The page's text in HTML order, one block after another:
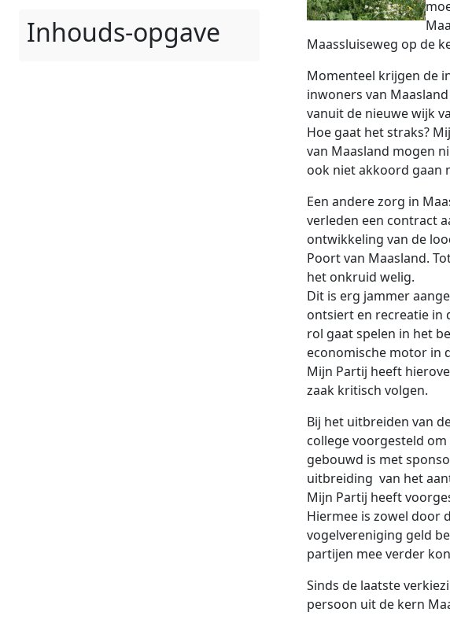
Inhouds-opgave
Maassluiseweg op de
Momenteel krijgen de
inwoners van
vanuit de nieuwe wijk
Hoe gaat het straks?
van Maasland mogen
ook niet akkoord gaan
Een andere zorg in
verleden een contract
ontwikkeling van de
Poort van Maasland.
het onkruid welig.
Dit is erg jammer
ontsiert en recreatie in
rol gaat spelen in het
economische motor in
Mijn Partij heeft
zaak kritisch volgen.
Bij het uitbreiden van
college voorgesteld
gebouwd is met
uitbreiding van het
Mijn Partij heeft
Hiermee is zowel door
vogelvereniging geld
partijen mee verder
Sinds de laatste
persoon uit de kern